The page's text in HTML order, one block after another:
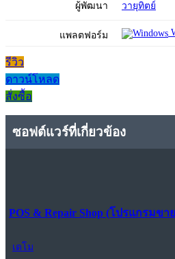
ผู้พัฒนา วายุทิตย์
แพลตฟอร์ม
รีวิว
ดาวน์โหลด
สั่งซื้อ
ซอฟต์แวร์ที่เกี่ยวข้อง
POS & Repair Shop (โปรแกรมข
เดโม